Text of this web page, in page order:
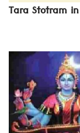
Tara Stotram